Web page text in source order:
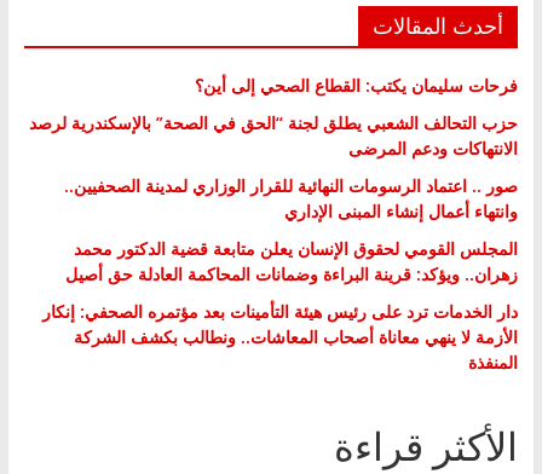
أحدث المقالات
فرحات سليمان يكتب: القطاع الصحي إلى أين؟
حزب التحالف الشعبي يطلق لجنة “الحق في الصحة” بالإسكندرية لرصد
الانتهاكات ودعم المرضى
صور .. اعتماد الرسومات النهائية للقرار الوزاري لمدينة الصحفيين..
وانتهاء أعمال إنشاء المبنى الإداري
المجلس القومي لحقوق الإنسان يعلن متابعة قضية الدكتور محمد
زهران.. ويؤكد: قرينة البراءة وضمانات المحاكمة العادلة حق أصيل
دار الخدمات ترد على رئيس هيئة التأمينات بعد مؤتمره الصحفي: إنكار
الأزمة لا ينهي معاناة أصحاب المعاشات.. ونطالب بكشف الشركة
المنفذة
الأكثر قراءة